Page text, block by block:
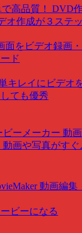
で高品質！ DVD
オ作成が３ステ
キレイにビデオ
ても優秀
動画編集
ビーになる